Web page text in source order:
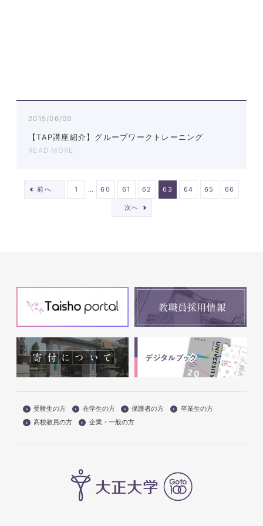
2015/06/09
【TAP講座紹介】グループワークトレーニング
READ MORE
前へ 1 … 60 61 62 63 64 65 66
次へ
受験生の方 在学生の方 保護者の方
卒業生の方
高校教員の方
企業・一般の方